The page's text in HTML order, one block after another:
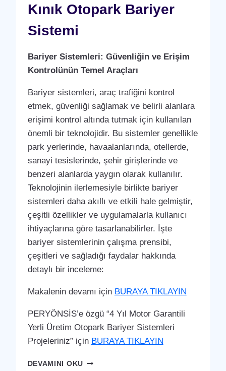
YAZILIMI
(PROGRAMI)
Kınık Otopark Bariyer
Sistemi
Bariyer Sistemleri: Güvenliğin ve Erişim
Kontrolünün Temel Araçları
Bariyer sistemleri, araç trafiğini kontrol
etmek, güvenliği sağlamak ve belirli alanlara
erişimi kontrol altında tutmak için kullanılan
önemli bir teknolojidir. Bu sistemler genellikle
park yerlerinde, havaalanlarında, otellerde,
sanayi tesislerinde, şehir girişlerinde ve
benzeri alanlarda yaygın olarak kullanılır.
Teknolojinin ilerlemesiyle birlikte bariyer
sistemleri daha akıllı ve etkili hale gelmiştir,
çeşitli özellikler ve uygulamalarla kullanıcı
ihtiyaçlarına göre tasarlanabilirler. İşte
bariyer sistemlerinin çalışma prensibi,
çeşitleri ve sağladığı faydalar hakkında
detaylı bir inceleme:
Makalenin devamı için BURAYA TIKLAYIN
PERYÖNSİS’e özgü “4 Yıl Motor Garantili
Yerli Üretim Otopark Bariyer Sistemleri
Projeleriniz” için BURAYA TIKLAYIN
DEVAMINI OKUKINIK